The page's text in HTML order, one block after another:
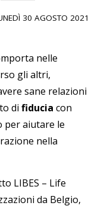
30 AGOSTO 2021
nelle
gli altri,
sane relazioni
di fiducia con
per aiutare le
nella
LIBES – Life
da Belgio,